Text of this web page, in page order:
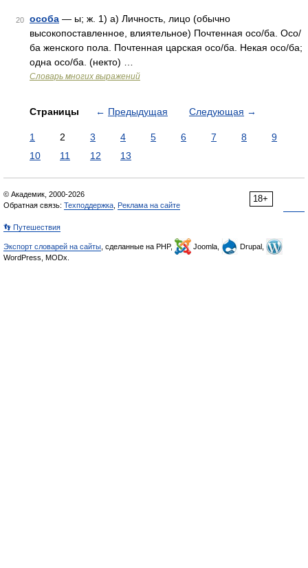
20 особа — ы; ж. 1) а) Личность, лицо (обычно
высокопоставленное, влиятельное) Почтенная осо/ба. Осо/
ба женского пола. Почтенная царская осо/ба. Некая осо/ба;
одна осо/ба. (некто) …
Словарь многих выражений
Страницы ← Предыдущая Следующая →
1 2 3 4 5 6 7 8
9
10
11 12 13
18+
© Академик, 2000-2026
Обратная связь: Техподдержка Реклама на сайте
👣 Путешествия
Экспорт словарей на сайты , сделанные на PHP, Joomla,
Drupal,
WordPress, MODx.